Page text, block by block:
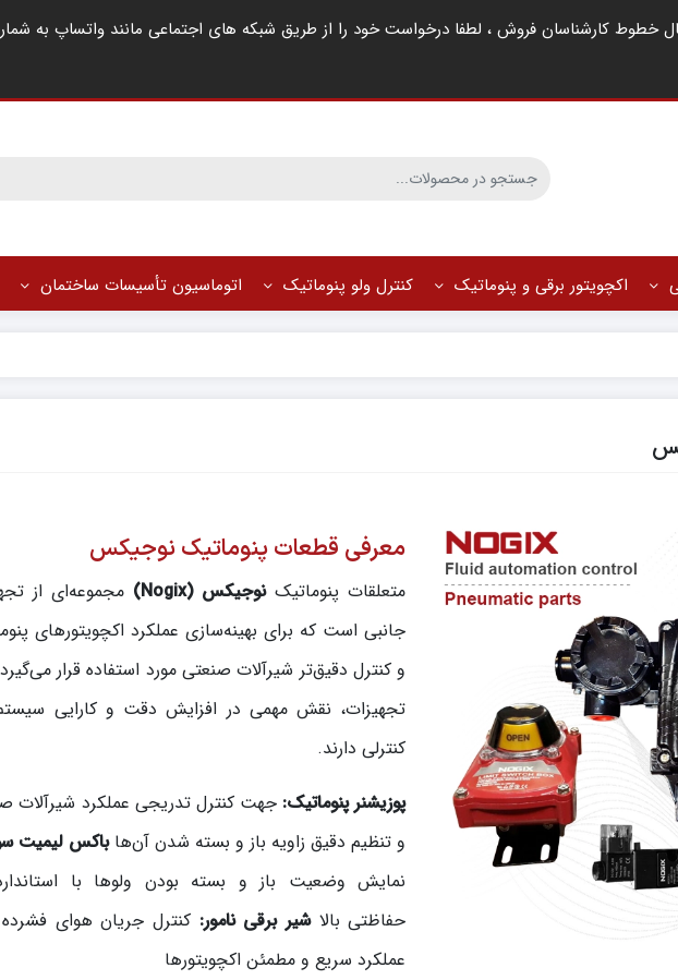
اکچویتور برقی و پنوماتیک کنترل ولو پنوماتیک اتوماسیون تأسیسات ساختمان
معرفی قطعات پنوماتیک نوجیکس
متعلقات پنوماتیکنوجیکس (Nogix)
مجموعه‌ای از
جانبی است که برای بهینه‌سازی عملکرد اکچویتورهای
و کنترل دقیق‌تر شیرآلات صنعتی مورد استفاده قرار
تجهیزات، نقش مهمی در افزایش دقت و کارایی
کنترلی دارند.
پوزیشنر پنوماتیک: جهت کنترل تدریجی عملکرد شیرآلات
و تنظیم دقیق زاویه باز و بسته شدن آن‌هاباکس لیمیت
نمایش وضعیت باز و بسته بودن ولوها با
حفاظتی بالاشیر برقی نامور: کنترل جریان هوای
عملکرد سریع و مطمئن اکچویتورها